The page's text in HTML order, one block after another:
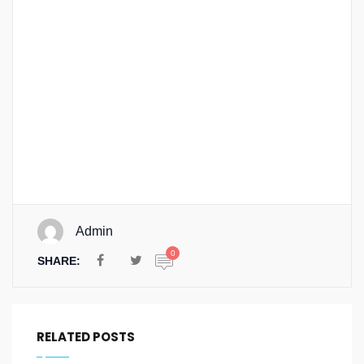
Admin
SHARE:
0
RELATED POSTS